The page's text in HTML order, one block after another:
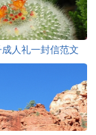
成人礼一封信范文